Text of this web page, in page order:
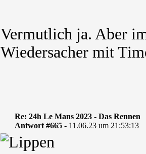
Vermutlich ja. Aber
Wiedersacher mit
Re: 24h Le Mans 2023 - Das Rennen
Antwort #665 - 11.06.23 um 21:53:13